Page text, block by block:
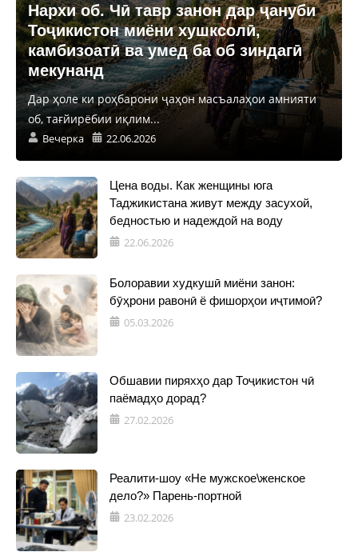
Нархи об. Чӣ тавр занон дар ҷануби
Тоҷикистон миёни хушксолӣ,
камбизоатӣ ва умед ба об зиндагӣ
мекунанд
Дар ҳоле ки роҳбарони ҷаҳон масъалаҳои амнияти
об, тағйирёбии иқлим...
Вечерка 22.06.2026
Цена воды. Как женщины юга
Таджикистана живут между засухой,
бедностью и надеждой на воду
22.06.2026
Болоравии худкушӣ миёни занон:
бӯҳрони равонӣ ё фишорҳои иҷтимоӣ?
05.03.2026
Обшавии пиряхҳо дар Тоҷикистон чӣ
паёмадҳо дорад?
27.02.2026
Реалити-шоу «Не мужское\женское
дело?» Парень-портной
23.02.2026